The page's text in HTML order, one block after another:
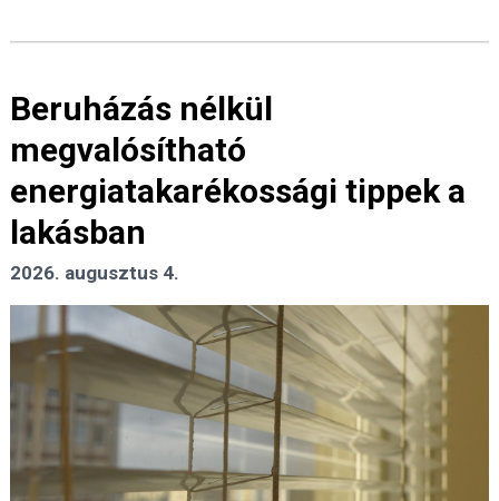
Beruházás nélkül
megvalósítható
energiatakarékossági tippek a
lakásban
2026. augusztus 4.